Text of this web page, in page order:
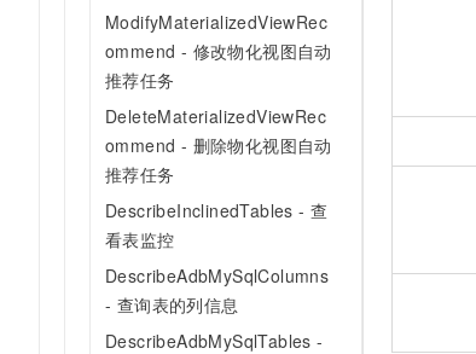
ModifyMaterializedViewRec
ommend - 修改物化视图自动
推荐任务
DeleteMaterializedViewRec
ommend - 删除物化视图自动
推荐任务
DescribeInclinedTables - 查
看表监控
DescribeAdbMySqlColumns
- 查询表的列信息
DescribeAdbMySqlTables -